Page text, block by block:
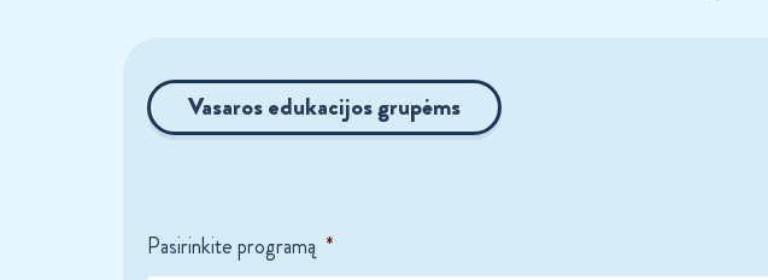
Vasaros edukacijos grupėms
Pasirinkite programą *